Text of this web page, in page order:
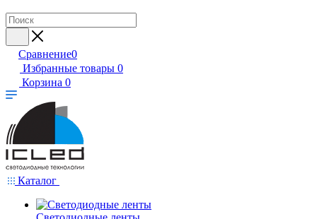
Сравнение0
Избранные товары 0
Корзина 0
Каталог